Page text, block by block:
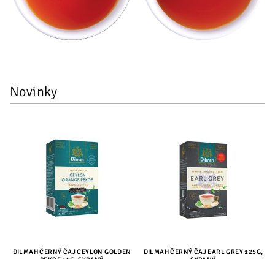
Novinky
DILMAH ČERNÝ ČAJ CEYLON GOLDEN
DILMAH ČERNÝ ČAJ EARL GREY 125G,